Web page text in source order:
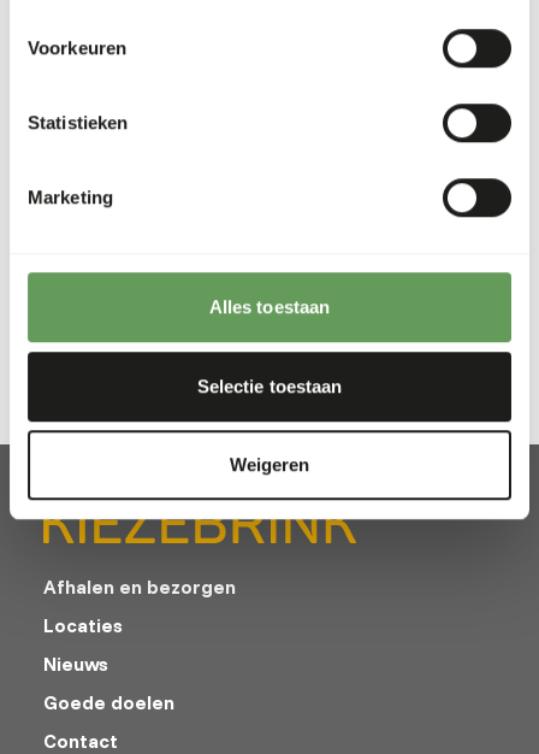
Voorkeuren
Statistieken
Marketing
Alles toestaan
Selectie toestaan
Weigeren
Over dit product
Hazelnoten in de dop zijn een voedzame toevoeging aan
het dieet van onder andere vogels en primaten. Door de
voedingsstoffen, maar ook verrijking: dieren worden
gestimuleerd om de noot zelf te kraken, wat natuurlijk
hazelnoten zijn onbehandeld en volledig vrij van
Afhalen en bezorgen
Locaties
Nieuws
Goede doelen
Contact